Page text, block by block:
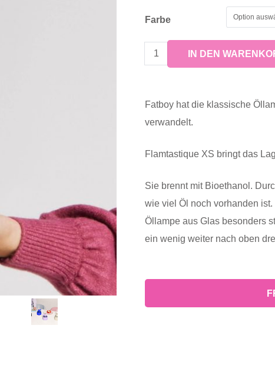
Farbe
Flamtastique
Öllampe
Menge
IN DEN
Fatboy hat die klassische
verwandelt.
Flamtastique XS bringt das
Sie brennt mit Bioethanol.
wie viel Öl noch vorhanden
Öllampe aus Glas besonders
ein wenig weiter nach oben